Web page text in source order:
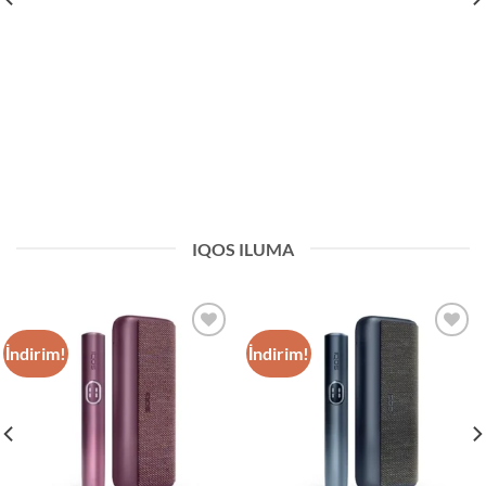
IQOS ILUMA
İndirim! İndirim!